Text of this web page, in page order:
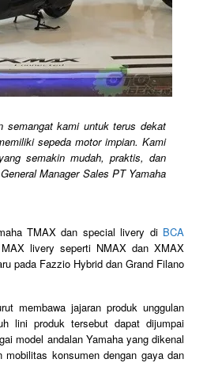
semangat kami untuk terus dekat
sepeda motor impian. Kami
semakin mudah, praktis, dan
Manager Sales PT Yamaha
TMAX dan special livery di BCA
MAX livery seperti NMAX dan XMAX
pada Fazzio Hybrid dan Grand Filano
membawa jajaran produk unggulan
lini produk tersebut dapat dijumpai
model andalan Yamaha yang dikenal
konsumen dengan gaya dan